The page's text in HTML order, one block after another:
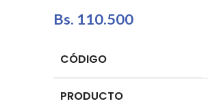
Bs. 110.500
CÓDIGO
PRODUCTO